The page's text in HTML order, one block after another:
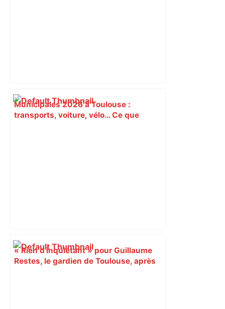
Municipales 2026 à Toulouse :
transports, voiture, vélo… Ce que
« Rien d'inquiétant » pour Guillaume
Restes, le gardien de Toulouse, après